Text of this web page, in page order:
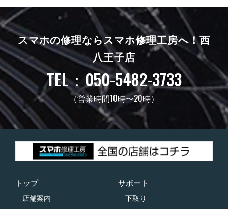
スマホの修理ならスマホ修理工房へ！西
八王子店
TEL：050-5482-3733
（営業時間10時〜20時）
トップ
店舗案内
サポート
下取り